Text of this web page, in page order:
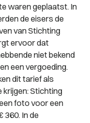
waren geplaatst. In
de eisers de
van Stichting
ervoor dat
niet bekend
een vergoeding.
dit tarief als
krijgen: Stichting
foto voor een
360. In de